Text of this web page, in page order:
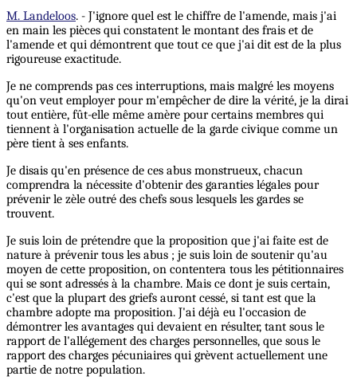
M. Landeloos. - J'ignore quel est le chiffre de l'amende, mais j'ai
en main les pièces qui constatent le montant des frais et de
l'amende et qui démontrent que tout ce que j'ai dit est de la plus
rigoureuse exactitude.
Je ne comprends pas ces interruptions, mais malgré les moyens
qu'on veut employer pour m'empêcher de dire la vérité, je la dirai
tout entière, fût-elle même amère pour certains membres qui
tiennent à l'organisation actuelle de la garde civique comme un
père tient à ses enfants.
Je disais qu'en présence de ces abus monstrueux, chacun
comprendra la nécessite d'obtenir des garanties légales pour
prévenir le zèle outré des chefs sous lesquels les gardes se
trouvent.
Je suis loin de prétendre que la proposition que j'ai faite est de
nature à prévenir tous les abus ; je suis loin de soutenir qu'au
moyen de cette proposition, on contentera tous les pétitionnaires
qui se sont adressés à la chambre. Mais ce dont je suis certain,
c'est que la plupart des griefs auront cessé, si tant est que la
chambre adopte ma proposition. J'ai déjà eu l'occasion de
démontrer les avantages qui devaient en résulter, tant sous le
rapport de l'allégement des charges personnelles, que sous le
rapport des charges pécuniaires qui grèvent actuellement une
partie de notre population.